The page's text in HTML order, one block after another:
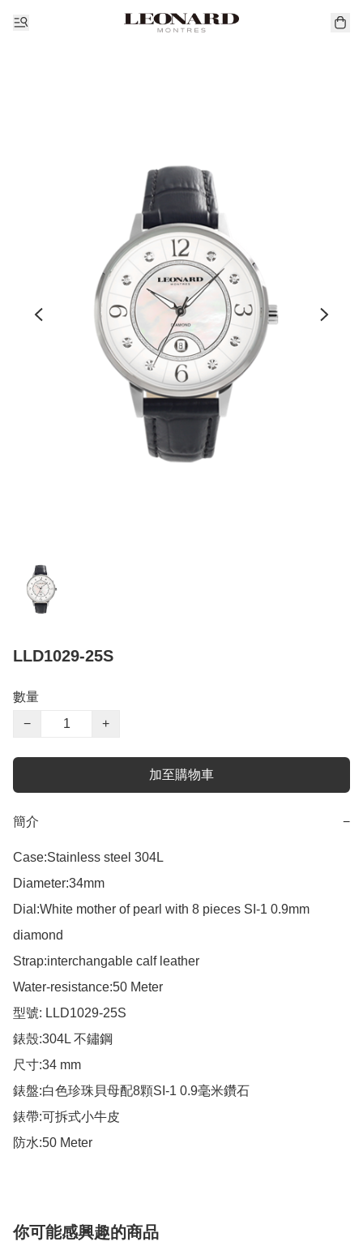
LLD1029-25S
數量
−
+
加至購物車
簡介 −
Case:Stainless steel 304L
Diameter:34mm
Dial:White mother of pearl with 8 pieces SI-1 0.9mm
diamond
Strap:interchangable calf leather
Water-resistance:50 Meter
型號: LLD1029-25S
錶殼:304L 不鏽鋼
尺寸:34 mm
錶盤:白色珍珠貝母配8顆SI-1 0.9毫米鑽石
錶帶:可拆式小牛皮
防水:50 Meter
你可能感興趣的商品